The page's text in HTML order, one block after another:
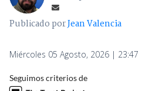
Publicado porJean Valencia
Miércoles 05 Agosto, 2026 | 23:47
Seguimos criterios de